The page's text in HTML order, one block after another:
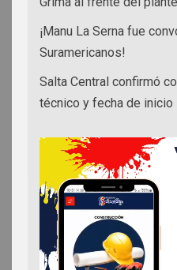
¡Manu La Serna fue
Suramericanos!
Salta Central confirmó
técnico y fecha de inicio